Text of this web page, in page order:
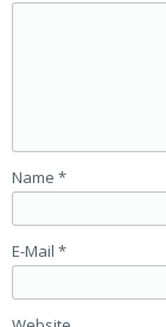
Name *
E-Mail *